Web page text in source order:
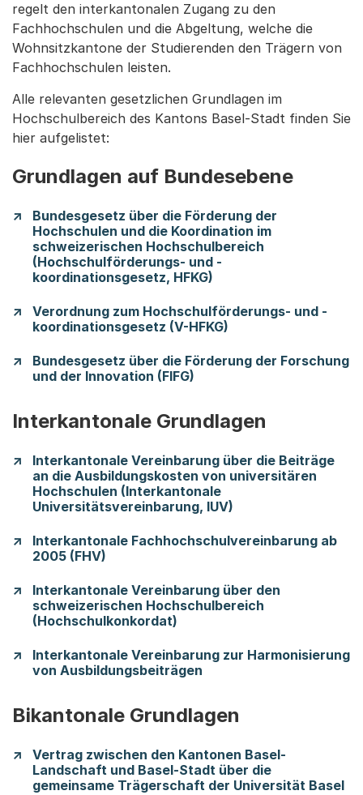
regelt den interkantonalen Zugang zu den
Fachhochschulen und die Abgeltung, welche die
Wohnsitzkantone der Studierenden den Trägern von
Fachhochschulen leisten.
Alle relevanten gesetzlichen Grundlagen im
Hochschulbereich des Kantons Basel-Stadt finden Sie
hier aufgelistet:
Grundlagen auf Bundesebene
Bundesgesetz über die Förderung der
Hochschulen und die Koordination im
schweizerischen Hochschulbereich
(Hochschulförderungs- und -
koordinationsgesetz, HFKG)
Verordnung zum Hochschulförderungs- und -
koordinationsgesetz (V-HFKG)
Bundesgesetz über die Förderung der Forschung
und der Innovation (FIFG)
Interkantonale Grundlagen
Interkantonale Vereinbarung über die Beiträge
an die Ausbildungskosten von universitären
Hochschulen (Interkantonale
Universitätsvereinbarung, IUV)
Interkantonale Fachhochschulvereinbarung ab
2005 (FHV)
Interkantonale Vereinbarung über den
schweizerischen Hochschulbereich
(Hochschulkonkordat)
Interkantonale Vereinbarung zur Harmonisierung
von Ausbildungsbeiträgen
Bikantonale Grundlagen
Vertrag zwischen den Kantonen Basel-
Landschaft und Basel-Stadt über die
gemeinsame Trägerschaft der Universität Basel